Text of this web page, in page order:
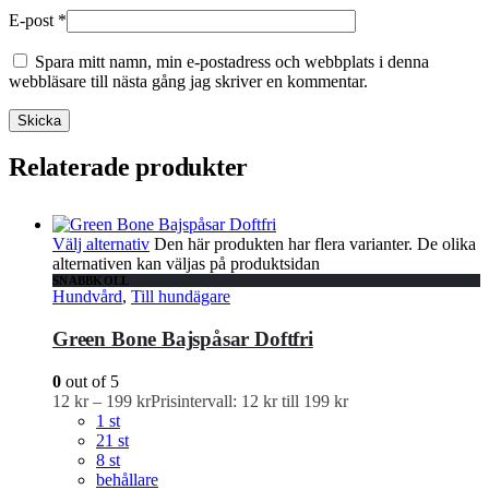
E-post *
Spara mitt namn, min e-postadress och webbplats i denna
webbläsare till nästa gång jag skriver en kommentar.
Relaterade produkter
Välj alternativ Den här produkten har flera varianter. De olika
alternativen kan väljas på produktsidan
SNABBKOLL
Hundvård, Till hundägare
Green Bone Bajspåsar Doftfri
0 out of 5
12 kr – 199 krPrisintervall: 12 kr till 199 kr
1 st
21 st
8 st
behållare